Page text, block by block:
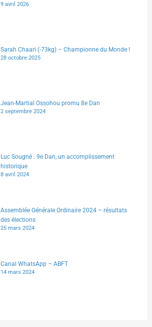
9 avril 2026
Sarah Chaari (-73kg) – Championne du Monde !
28 octobre 2025
Jean-Martial Ossohou promu 8e Dan
2 septembre 2024
Luc Sougné : 9e Dan, un accomplissement
historique
8 avril 2024
Assemblée Générale Ordinaire 2024 – résultats
des élections
25 mars 2024
Canal WhatsApp – ABFT
14 mars 2024